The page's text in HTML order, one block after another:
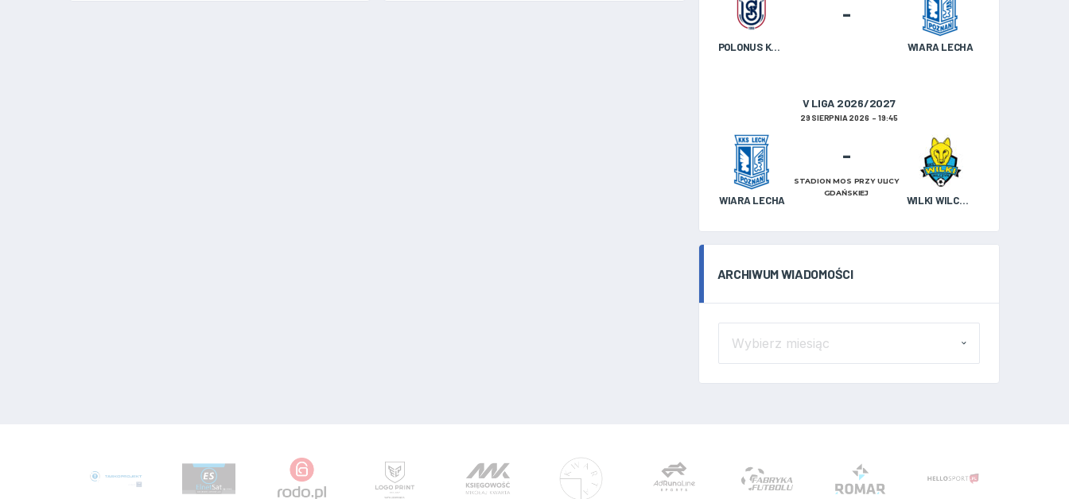
POLONUS KAZIMIERZ BISKUPI WIARA LECHA
-
V LIGA 2026/2027
29 SIERPNIA 2026 19:45
WIARA LECHA WILKI WILCZYN
-
STADION MOS PRZY ULICY
GDAŃSKIEJ
ARCHIWUM WIADOMOŚCI
WIADOMOŚCI